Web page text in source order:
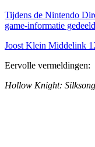
Tijdens de Nintendo
game-informatie
Joost Klein Middelink
Eervolle vermeldingen:
Hollow Knight: Silksong